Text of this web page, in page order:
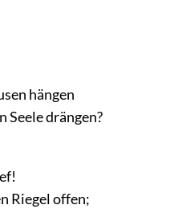
hängen
Seele drängen?
Riegel offen;